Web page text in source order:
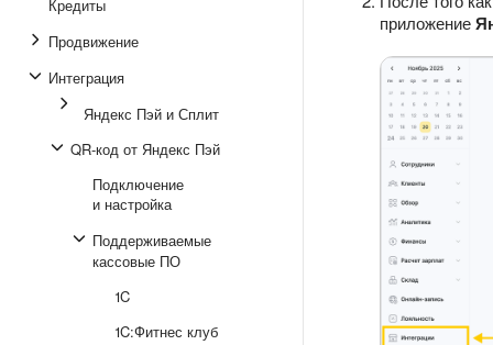
Юридические вопросы
Кредиты
Продвижение
Интеграция
Яндекс Пэй и Сплит
QR‑код от Яндекс Пэй
Подключение
и настройка
Поддерживаемые
кассовые ПО
1C
1C:Фитнес клуб
приложение